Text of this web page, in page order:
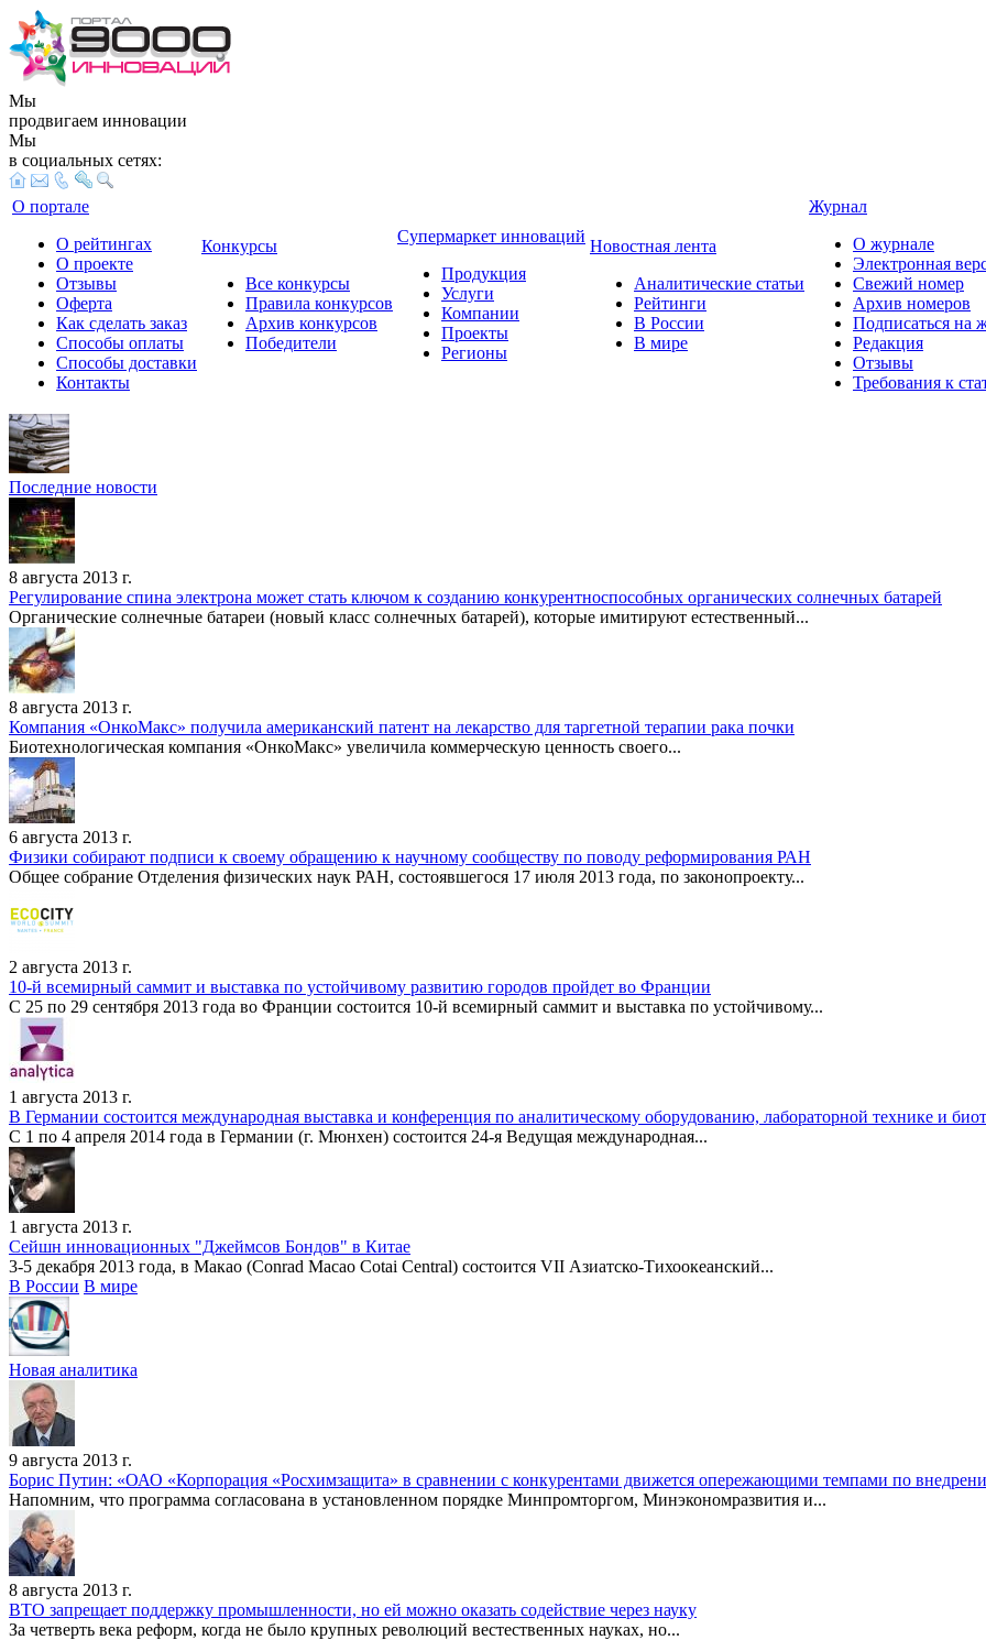
Мы
продвигаем инновации
Мы
в социальных сетях:
О портале
О рейтингах
О проекте
Отзывы
Оферта
Как сделать заказ
Способы оплаты
Способы доставки
Контакты
Конкурсы
Все конкурсы
Правила конкурсов
Архив конкурсов
Победители
Супермаркет инноваций
Продукция
Услуги
Компании
Проекты
Регионы
Новостная лента
Аналитические статьи
Рейтинги
В России
В мире
Журнал
О журнале
Электронная
Свежий номер
Архив номеров
Подписаться на
Редакция
Отзывы
Требования к
Последние новости
8 августа 2013 г.
Регулирование спина электрона может стать ключом к созданию конкурентноспособных органических солнечных батарей
Органические солнечные батареи (новый класс солнечных батарей), которые имитируют естественный...
8 августа 2013 г.
Компания «ОнкоМакс» получила американский патент на лекарство для таргетной терапии рака почки
Биотехнологическая компания «ОнкоМакс» увеличила коммерческую ценность своего...
6 августа 2013 г.
Физики собирают подписи к своему обращению к научному сообществу по поводу реформирования РАН
Общее собрание Отделения физических наук РАН, состоявшегося 17 июля 2013 года, по законопроекту...
2 августа 2013 г.
10-й всемирный саммит и выставка по устойчивому развитию городов пройдет во Франции
С 25 по 29 сентября 2013 года во Франции состоится 10-й всемирный саммит и выставка по устойчивому...
1 августа 2013 г.
В Германии состоится международная выставка и конференция по аналитическому оборудованию, лабораторной технике и
С 1 по 4 апреля 2014 года в Германии (г. Мюнхен) состоится 24-я Ведущая международная...
1 августа 2013 г.
Сейшн инновационных "Джеймсов Бондов" в Китае
3-5 декабря 2013 года, в Макао (Conrad Macao Cotai Central) состоится VII Азиатско-Тихоокеанский...
В России В мире
Новая аналитика
9 августа 2013 г.
Борис Путин: «ОАО «Корпорация «Росхимзащита» в сравнении с конкурентами движется опережающими темпами по
Напомним, что программа согласована в установленном порядке Минпромторгом, Минэкономразвития и...
8 августа 2013 г.
ВТО запрещает поддержку промышленности, но ей можно оказать содействие через науку
За четверть века реформ, когда не было крупных революций вестествен­ных науках, но...